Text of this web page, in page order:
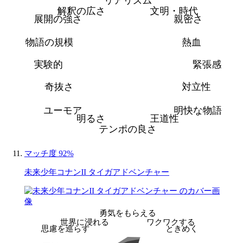
文明・時代
親密さ
熱血
緊張感
対立性
明快な物語
王道性
テンポの良さ
明るさ
ユーモア
奇抜さ
実験的
物語の規模
展開の強さ
解釈の広さ
マッチ度 92%
未来少年コナンII タイガアドベンチャー
勇気をもらえる
ワクワクする
ときめく
思慮を巡らす
世界に浸れる